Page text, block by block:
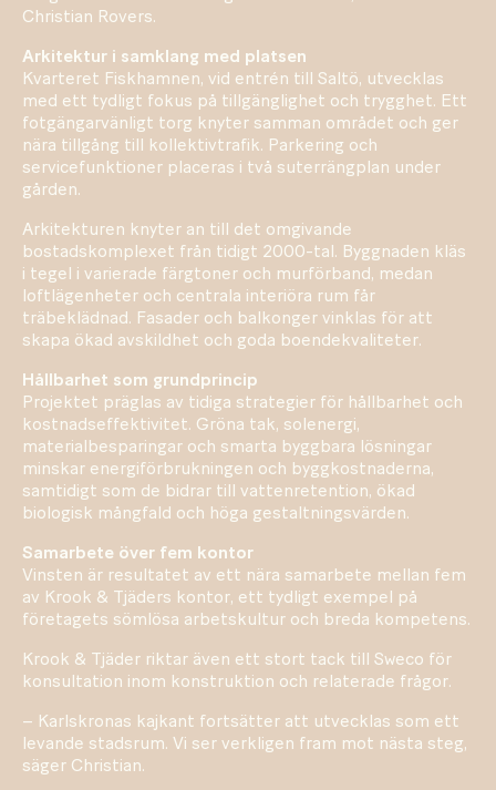
Christian Rovers.
Arkitektur i samklang med platsen
Kvarteret Fiskhamnen, vid entrén till Saltö, utvecklas
med ett tydligt fokus på tillgänglighet och trygghet. Ett
fotgängarvänligt torg knyter samman området och ger
nära tillgång till kollektivtrafik. Parkering och
servicefunktioner placeras i två suterrängplan under
gården.
Arkitekturen knyter an till det omgivande
bostadskomplexet från tidigt 2000-tal. Byggnaden kläs
i tegel i varierade färgtoner och murförband, medan
loftlägenheter och centrala interiöra rum får
träbeklädnad. Fasader och balkonger vinklas för att
skapa ökad avskildhet och goda boendekvaliteter.
Hållbarhet som grundprincip
Projektet präglas av tidiga strategier för hållbarhet och
kostnadseffektivitet. Gröna tak, solenergi,
materialbesparingar och smarta byggbara lösningar
minskar energiförbrukningen och byggkostnaderna,
samtidigt som de bidrar till vattenretention, ökad
biologisk mångfald och höga gestaltningsvärden.
Samarbete över fem kontor
Vinsten är resultatet av ett nära samarbete mellan fem
av Krook & Tjäders kontor, ett tydligt exempel på
företagets sömlösa arbetskultur och breda kompetens.
Krook & Tjäder riktar även ett stort tack till Sweco för
konsultation inom konstruktion och relaterade frågor.
– Karlskronas kajkant fortsätter att utvecklas som ett
levande stadsrum. Vi ser verkligen fram mot nästa steg,
säger Christian.